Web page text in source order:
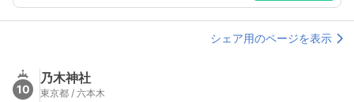
シェア用のページを表示
10
乃木神社
東京都 / 六本木